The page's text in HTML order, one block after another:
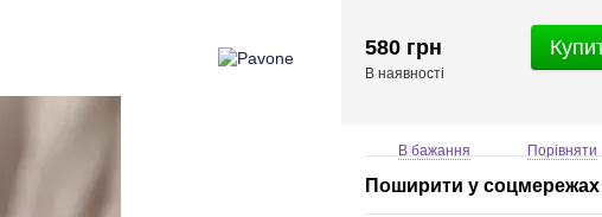
580 грн
В наявності
В бажання Порівняти
Поширити у соцмережах